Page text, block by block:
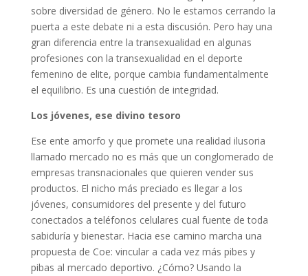
sobre diversidad de género. No le estamos cerrando la
puerta a este debate ni a esta discusión. Pero hay una
gran diferencia entre la transexualidad en algunas
profesiones con la transexualidad en el deporte
femenino de elite, porque cambia fundamentalmente
el equilibrio. Es una cuestión de integridad.
Los jóvenes, ese divino tesoro
Ese ente amorfo y que promete una realidad ilusoria
llamado mercado no es más que un conglomerado de
empresas transnacionales que quieren vender sus
productos. El nicho más preciado es llegar a los
jóvenes, consumidores del presente y del futuro
conectados a teléfonos celulares cual fuente de toda
sabiduría y bienestar. Hacia ese camino marcha una
propuesta de Coe: vincular a cada vez más pibes y
pibas al mercado deportivo. ¿Cómo? Usando la